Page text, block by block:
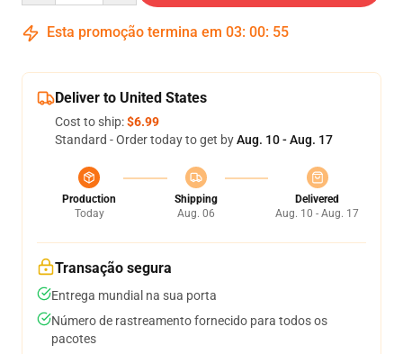
Esta promoção termina em 03: 00: 54
Deliver to United States
Cost to ship:$6.99
Standard - Order today to get byAug. 10 - Aug. 17
Production
Today
Shipping
Aug. 06
Delivered
Aug. 10 - Aug. 17
Transação segura
Entrega mundial na sua porta
Número de rastreamento fornecido para todos os
pacotes